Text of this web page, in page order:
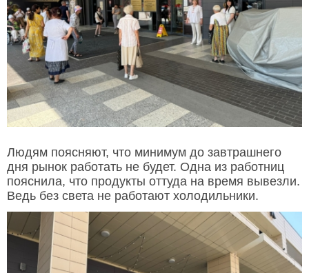
Людям поясняют, что минимум до завтрашнего
дня рынок работать не будет. Одна из работниц
пояснила, что продукты оттуда на время вывезли.
Ведь без света не работают холодильники.